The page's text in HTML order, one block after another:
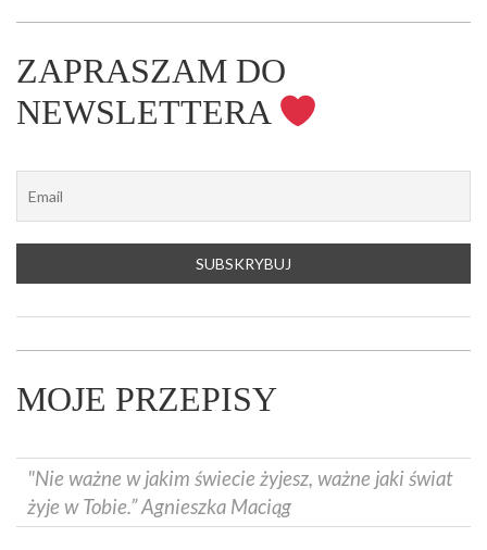
ZAPRASZAM DO
NEWSLETTERA
MOJE PRZEPISY
"Nie ważne w jakim świecie żyjesz, ważne jaki świat
żyje w Tobie.” Agnieszka Maciąg